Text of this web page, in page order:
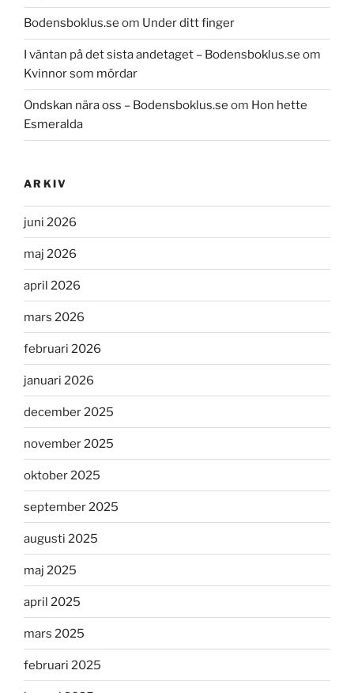
Bodensboklus.se om Under ditt finger
I väntan på det sista andetaget – Bodensboklus.se om
Kvinnor som mördar
Ondskan nära oss – Bodensboklus.se om Hon hette
Esmeralda
ARKIV
juni 2026
maj 2026
april 2026
mars 2026
februari 2026
januari 2026
december 2025
november 2025
oktober 2025
september 2025
augusti 2025
maj 2025
april 2025
mars 2025
februari 2025